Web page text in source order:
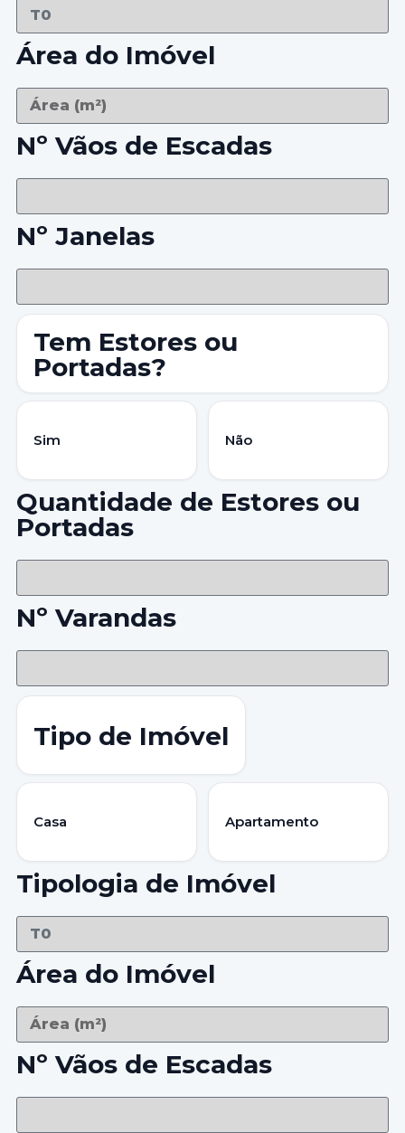
Área do Imóvel
Nº Vãos de Escadas
Nº Janelas
Tem Estores ou
Portadas?
Sim Não
Quantidade de Estores ou
Portadas
Nº Varandas
Tipo de Imóvel
Casa Apartamento
Tipologia de Imóvel
Área do Imóvel
Nº Vãos de Escadas